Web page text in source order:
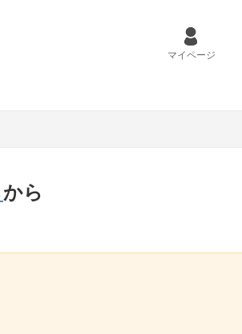
マイページ
から